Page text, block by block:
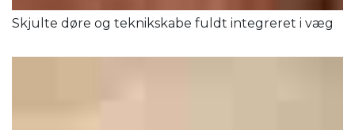
Skjulte døre og teknikskabe fuldt integreret i væg